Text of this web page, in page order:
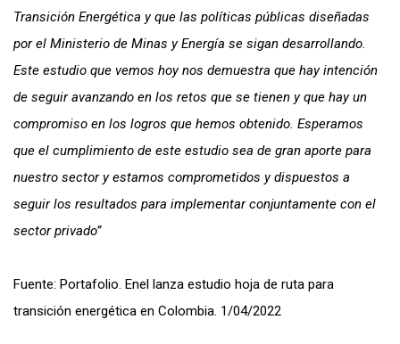
Transición Energética y que las políticas públicas diseñadas
por el Ministerio de Minas y Energía se sigan desarrollando.
Este estudio que vemos hoy nos demuestra que hay intención
de seguir avanzando en los retos que se tienen y que hay un
compromiso en los logros que hemos obtenido. Esperamos
que el cumplimiento de este estudio sea de gran aporte para
nuestro sector y estamos comprometidos y dispuestos a
seguir los resultados para implementar conjuntamente con el
sector privado”
Fuente: Portafolio. Enel lanza estudio hoja de ruta para
transición energética en Colombia. 1/04/2022